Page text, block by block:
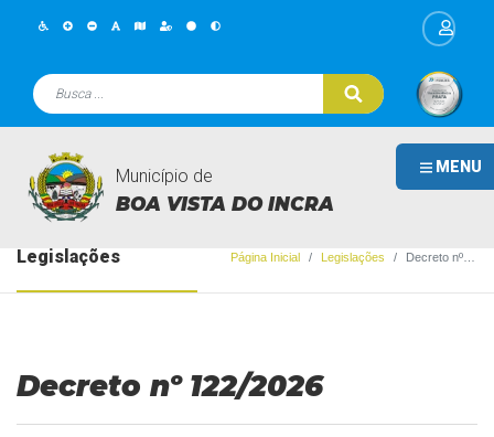
MENU
Município de
BOA VISTA DO INCRA
Legislações Página Inicial Legislações Decreto nº 122/2026
Decreto nº 122/2026